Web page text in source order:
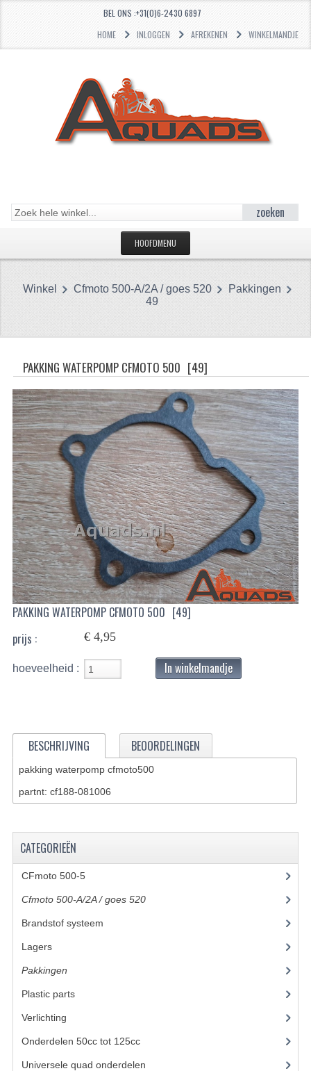
BEL ONS :+31(0)6-2430 6897
HOME
INLOGGEN AFREKENEN WINKELMANDJE
zoeken
HOOFDMENU
CATEGORIEËN
BRANDSTOF SYSTEEM
LAGERS
PAKKINGEN
PLASTIC PARTS
VERLICHTING
ONDERDELEN 50CC TOT 125CC
UNIVERSELE QUAD ONDERDELEN
BASHAN ONDERDELEN
BASHAN 150CC
BRANDSTOF SYSTEEM
KABELS
KAPPEN EN FRAME
SCHOKBREKERS
WIELEN EN BANDEN
Winkel Cfmoto 500-A/2A / goes 520
Pakkingen
49
PAKKING WATERPOMP CFMOTO 500 [49]
PAKKING WATERPOMP CFMOTO 500 [49]
prijs :
€ 4,95
hoeveelheid : In winkelmandje
BESCHRIJVING BEOORDELINGEN
pakking waterpomp cfmoto500
partnt: cf188-081006
CATEGORIEËN
CFmoto 500-5(5)
Cfmoto 500-A/2A / goes 520(347)
Brandstof systeem
Lagers(12)
Pakkingen
Plastic parts(22)
Verlichting
Onderdelen 50cc tot 125cc(49)
Universele quad onderdelen